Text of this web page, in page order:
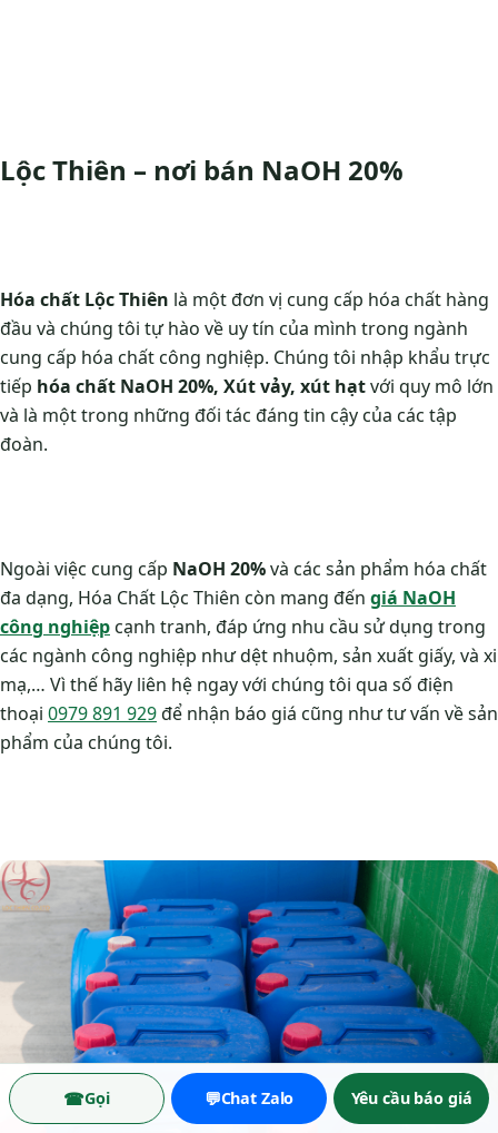
Lộc Thiên – nơi bán NaOH 20%
Hóa chất Lộc Thiên là một đơn vị cung cấp hóa chất hàng
đầu và chúng tôi tự hào về uy tín của mình trong ngành
cung cấp hóa chất công nghiệp. Chúng tôi nhập khẩu trực
tiếp hóa chất NaOH 20%, Xút vảy, xút hạtvới quy mô lớn
và là một trong những đối tác đáng tin cậy của các tập
đoàn.
Ngoài việc cung cấp NaOH 20%và các sản phẩm hóa chất
đa dạng, Hóa Chất Lộc Thiên còn mang đến giá NaOH
công nghiệpcạnh tranh, đáp ứng nhu cầu sử dụng trong
các ngành công nghiệp như dệt nhuộm, sản xuất giấy, và xi
mạ,… Vì thế hãy liên hệ ngay với chúng tôi qua số điện
thoại 0979 891 929để nhận báo giá cũng như tư vấn về sản
phẩm của chúng tôi.
☎Gọi 💬Chat Zalo Yêu cầu báo giá